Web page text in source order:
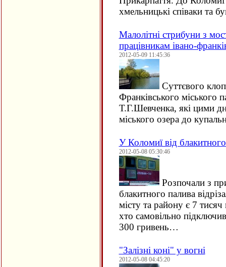
хмельницькі співаки та
Малолітні стрибуни з
працівникам івано-
2012-05-09 11:45:36
Суттєвого
Франківського міського
Т.Г.Шевченка, які цими
міського озера до
У Коломиї від
2012-05-08 05:30:46
Розпочали з
блакитного палива
місту та району є 7
хто самовільно
300 гривень…
"Залізні коні" у вогні
2012-05-08 04:45:20